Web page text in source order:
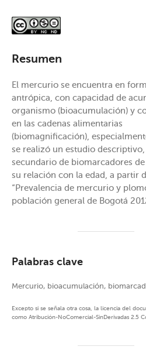
Resumen
El mercurio se encuentra en
antrópica, con capacidad de
organismo (bioacumulación) y
en las cadenas alimentarias
(biomagnificación),
se realizó un estudio descriptivo,
secundario de biomarcadores
su relación con la edad, a partir
“Prevalencia de mercurio y
población general de Bogotá
Palabras clave
Mercurio, bioacumulación,
Excepto si se señala otra cosa, la licencia del
como Atribución-NoComercial-SinDerivadas 2.5